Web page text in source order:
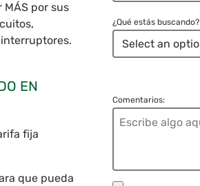
por sus
EN
fija
que pueda
¿Qué estás buscando?
Comentarios: